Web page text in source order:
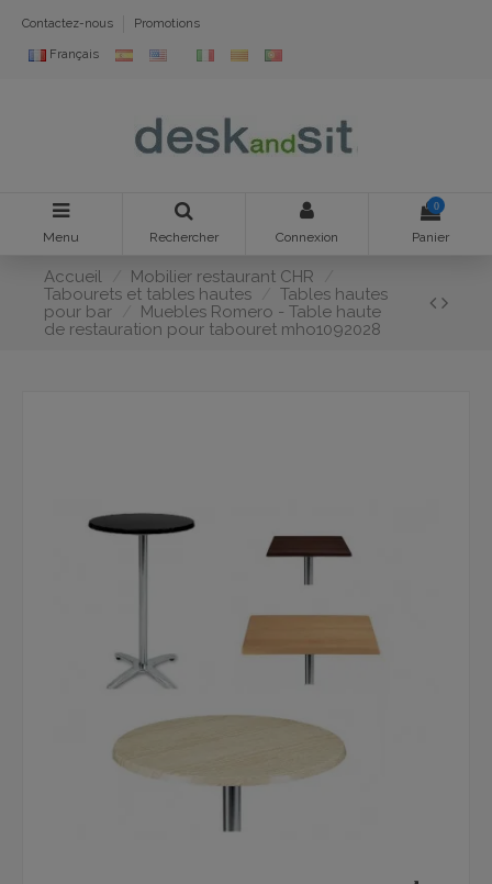
Contactez-nous Promotions
Français
Menu Rechercher Connexion
0
Panier
Accueil
Mobilier restaurant CHR
Tabourets et tables hautes
Tables hautes
pour bar
Muebles Romero - Table haute
de restauration pour tabouret mho1092028